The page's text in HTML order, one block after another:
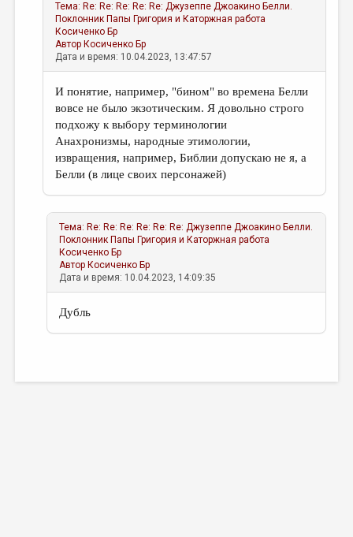
Тема: Re: Re: Re: Re: Re: Джузеппе Джоакино Белли.
Поклонник Папы Григория и Каторжная работа
Косиченко Бр
Автор Косиченко Бр
Дата и время: 10.04.2023, 13:47:57
И понятие, например, "бином" во времена Белли
вовсе не было экзотическим. Я довольно строго
подхожу к выбору терминологии
Анахронизмы, народные этимологии,
извращения, например, Библии допускаю не я, а
Белли (в лице своих персонажей)
Тема: Re: Re: Re: Re: Re: Re: Джузеппе Джоакино Белли.
Поклонник Папы Григория и Каторжная работа
Косиченко Бр
Автор Косиченко Бр
Дата и время: 10.04.2023, 14:09:35
Дубль